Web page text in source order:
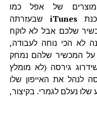
של אפל כמו
iTunesשבעזרתה
שלכם אבל לא לוקח
לא הכי נוחה לעבודה,
על המכשיר שלהם נמחק
גירסה (לא מומלץ
לנהל את האייפון שלו
נעלם לגמרי. בקיצור,